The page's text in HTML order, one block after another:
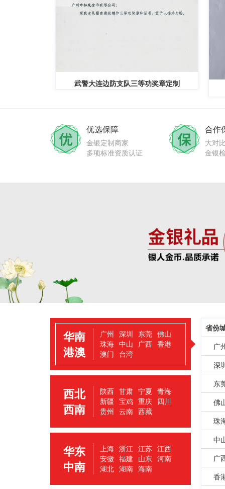
武警大连边防支队三等功奖章定制
优选保障
金银定制商家
多项标准资质认证
合作
大对
金银
华南
港澳
广州 深圳 东莞 佛山
珠海 中山 广西 香港
澳门 台湾
西北
西南
陕西 甘肃 宁夏 青海
新疆 宝鸡 重庆 四川
贵州 云南 西藏
华东
中南
上海 浙江 江苏 江西
安徽 福建 山东 河南
湖北 湖南 海南
省份
广
深
东
佛
珠
中
广
香